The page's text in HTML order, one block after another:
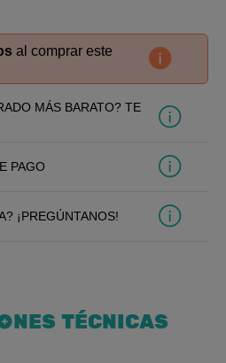
al comprar este
MÁS BARATO? TE
PAGO
¡PREGÚNTANOS!
TÉCNICAS